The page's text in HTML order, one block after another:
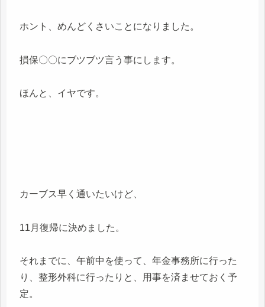
ホント、めんどくさいことになりました。
損保〇〇にブツブツ言う事にします。
ほんと、イヤです。
カーブス早く通いたいけど、
11月復帰に決めました。
それまでに、午前中を使って、年金事務所に行った
り、整形外科に行ったりと、用事を済ませておく予
定。